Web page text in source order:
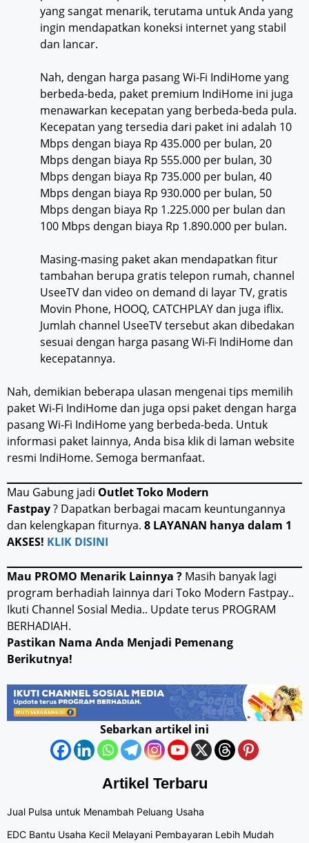
yang sangat menarik, terutama untuk Anda yang
ingin mendapatkan koneksi internet yang stabil
dan lancar.
Nah, dengan harga pasang Wi-Fi IndiHome yang
berbeda-beda, paket premium IndiHome ini juga
menawarkan kecepatan yang berbeda-beda pula.
Kecepatan yang tersedia dari paket ini adalah 10
Mbps dengan biaya Rp 435.000 per bulan, 20
Mbps dengan biaya Rp 555.000 per bulan, 30
Mbps dengan biaya Rp 735.000 per bulan, 40
Mbps dengan biaya Rp 930.000 per bulan, 50
Mbps dengan biaya Rp 1.225.000 per bulan dan
100 Mbps dengan biaya Rp 1.890.000 per bulan.
Masing-masing paket akan mendapatkan fitur
tambahan berupa gratis telepon rumah, channel
UseeTV dan video on demand di layar TV, gratis
Movin Phone, HOOQ, CATCHPLAY dan juga iflix.
Jumlah channel UseeTV tersebut akan dibedakan
sesuai dengan harga pasang Wi-Fi IndiHome dan
kecepatannya.
Nah, demikian beberapa ulasan mengenai tips memilih
paket Wi-Fi IndiHome dan juga opsi paket dengan harga
pasang Wi-Fi IndiHome yang berbeda-beda. Untuk
informasi paket lainnya, Anda bisa klik di laman website
resmi IndiHome. Semoga bermanfaat.
Mau Gabung jadi Outlet Toko Modern
Fastpay? Dapatkan berbagai macam keuntungannya
dan kelengkapan fiturnya. 8 LAYANAN hanya dalam 1
AKSES! KLIK DISINI
Mau PROMO Menarik Lainnya ? Masih banyak lagi
program berhadiah lainnya dari Toko Modern Fastpay..
Ikuti Channel Sosial Media.. Update terus PROGRAM
BERHADIAH.
Pastikan Nama Anda Menjadi Pemenang
Berikutnya!
Sebarkan artikel ini
Artikel Terbaru
Jual Pulsa untuk Menambah Peluang Usaha
EDC Bantu Usaha Kecil Melayani Pembayaran Lebih Mudah